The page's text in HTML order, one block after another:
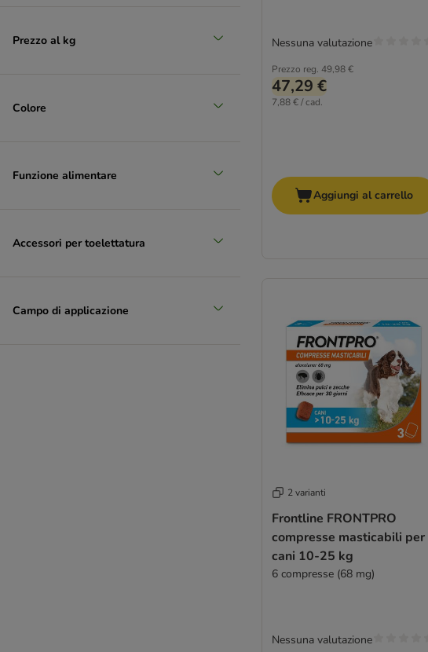
Prezzo al kg
Colore
Funzione alimentare
Accessori per toelettatura
Campo di applicazione
Prezzo reg. 49,98 €
47,29 €
7,88 € / cad.
Nessuna valutazione
Aggiungi al carrello
2 varianti
Frontline FRONTPRO
compresse masticabili per
cani 10-25 kg
6 compresse (68 mg)
Nessuna valutazione